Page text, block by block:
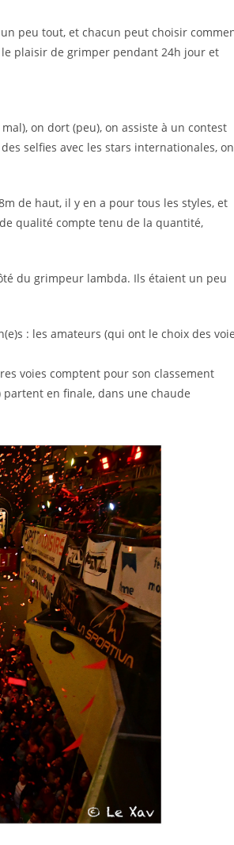
un peu tout, et chacun peut choisir
plaisir de grimper pendant 24h jour et
on dort (peu), on assiste à un contest
selfies avec les stars internationales, on
de haut, il y en a pour tous les styles, et
qualité compte tenu de la quantité,
du grimpeur lambda. Ils étaient un peu
: les amateurs (qui ont le choix des
voies comptent pour son classement
en finale, dans une chaude